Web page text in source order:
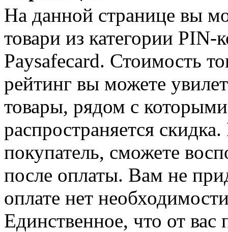
На данной странице вы
товари из категории
Paysafecard. Стоимость
рейтинг вы можете
товары, рядом с
распространяется
покупатель, сможете
после оплаты. Вам не
оплате нет
Единственное, что от вас